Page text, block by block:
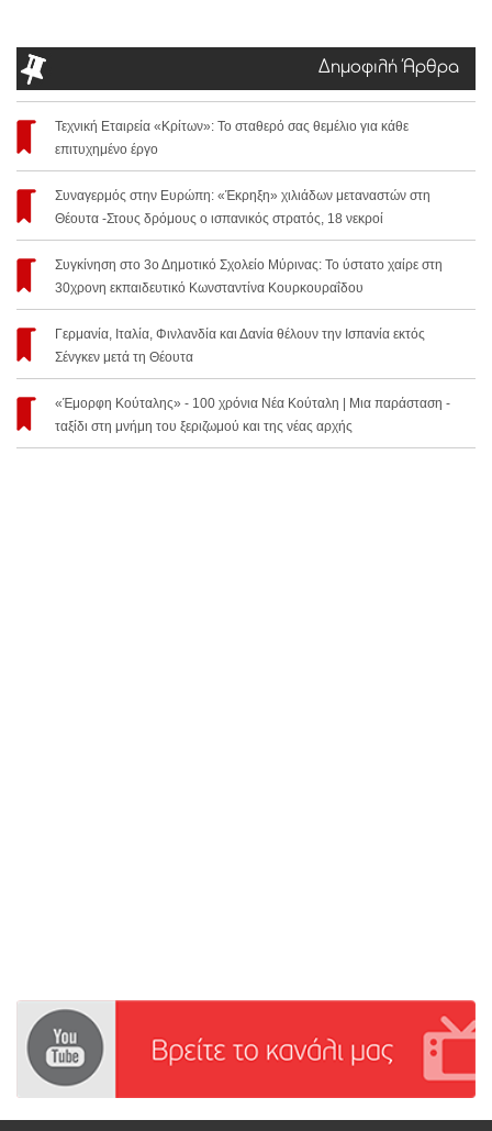
Δημοφιλή Άρθρα
Τεχνική Εταιρεία «Κρίτων»: Το σταθερό σας θεμέλιο για κάθε
επιτυχημένο έργο
Συναγερμός στην Ευρώπη: «Έκρηξη» χιλιάδων μεταναστών στη
Θέουτα -Στους δρόμους ο ισπανικός στρατός, 18 νεκροί
Συγκίνηση στο 3ο Δημοτικό Σχολείο Μύρινας: Το ύστατο χαίρε στη
30χρονη εκπαιδευτικό Κωνσταντίνα Κουρκουραΐδου
Γερμανία, Ιταλία, Φινλανδία και Δανία θέλουν την Ισπανία εκτός
Σένγκεν μετά τη Θέουτα
«Έμορφη Κούταλης» - 100 χρόνια Νέα Κούταλη | Μια παράσταση -
ταξίδι στη μνήμη του ξεριζωμού και της νέας αρχής